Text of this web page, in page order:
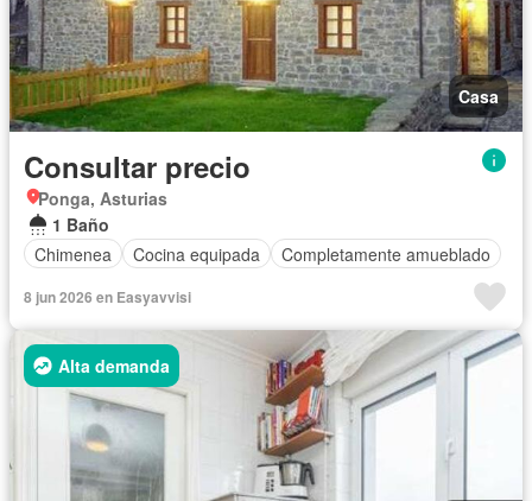
Casa
Consultar precio
Ponga, Asturias
1 Baño
Chimenea
Cocina equipada Completamente amueblado
8 jun 2026 en Easyavvisi
Alta demanda